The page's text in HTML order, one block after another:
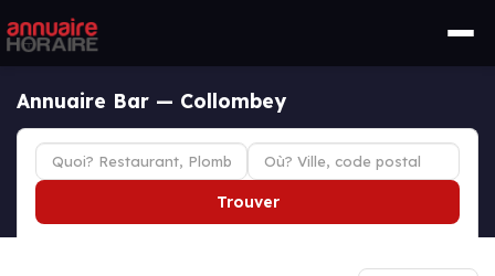
Annuaire Bar — Collombey
Trouver